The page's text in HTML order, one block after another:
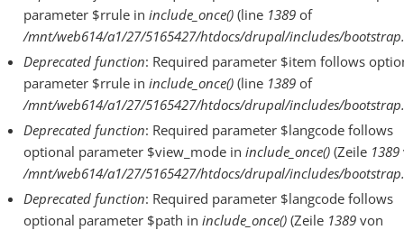
parameter $rrule in include_once()(line 1389of
/mnt/web614/a1/27/5165427/htdocs/drupal/includes/
Deprecated function: Required parameter $item follows
parameter $rrule in include_once()(line 1389of
/mnt/web614/a1/27/5165427/htdocs/drupal/includes/
Deprecated function: Required parameter $langcode follows
optional parameter $view_mode in include_once()(Zeile 1389
/mnt/web614/a1/27/5165427/htdocs/drupal/includes/
Deprecated function: Required parameter $langcode follows
optional parameter $path in include_once()(Zeile 1389von